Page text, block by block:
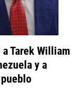
Tarek William
y a